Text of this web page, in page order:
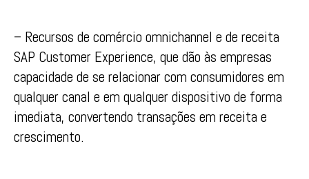
– Recursos de comércio omnichannel e de receita
SAP Customer Experience, que dão às empresas
capacidade de se relacionar com consumidores em
qualquer canal e em qualquer dispositivo de forma
imediata, convertendo transações em receita e
crescimento.